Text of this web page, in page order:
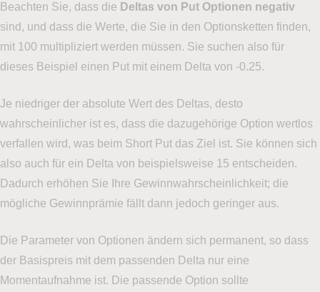
Beachten Sie, dass die Deltas von Put Optionen negativ
sind, und dass die Werte, die Sie in den Optionsketten finden,
mit 100 multipliziert werden müssen. Sie suchen also für
dieses Beispiel einen Put mit einem Delta von -0.25.
Je niedriger der absolute Wert des Deltas, desto
wahrscheinlicher ist es, dass die dazugehörige Option wertlos
verfallen wird, was beim Short Put das Ziel ist. Sie können sich
also auch für ein Delta von beispielsweise 15 entscheiden.
Dadurch erhöhen Sie Ihre Gewinnwahrscheinlichkeit; die
mögliche Gewinnprämie fällt dann jedoch geringer aus.
Die Parameter von Optionen ändern sich permanent, so dass
der Basispreis mit dem passenden Delta nur eine
Momentaufnahme ist. Die passende Option sollte